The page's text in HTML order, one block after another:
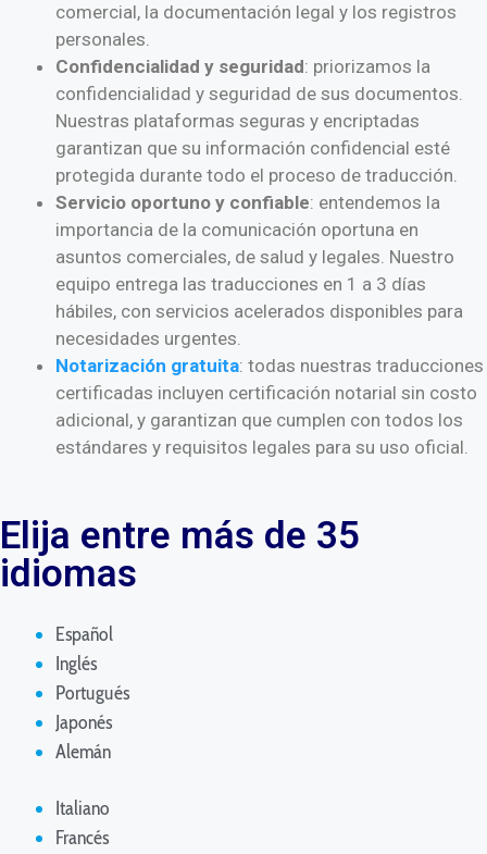
comercial, la documentación legal y los registros
personales.
Confidencialidad y seguridad: priorizamos la
confidencialidad y seguridad de sus documentos.
Nuestras plataformas seguras y encriptadas
garantizan que su información confidencial esté
protegida durante todo el proceso de traducción.
Servicio oportuno y confiable: entendemos la
importancia de la comunicación oportuna en
asuntos comerciales, de salud y legales. Nuestro
equipo entrega las traducciones en 1 a 3 días
hábiles, con servicios acelerados disponibles para
necesidades urgentes.
Notarización gratuita: todas nuestras traducciones
certificadas incluyen certificación notarial sin costo
adicional, y garantizan que cumplen con todos los
estándares y requisitos legales para su uso oficial.
Elija entre más de 35
idiomas
Español
Inglés
Portugués
Japonés
Alemán
Italiano
Francés